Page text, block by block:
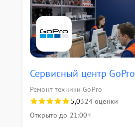
Сервисный центр GoPro
Ремонт техники GoPro
5,0324 оценки
Открыто до 21:00